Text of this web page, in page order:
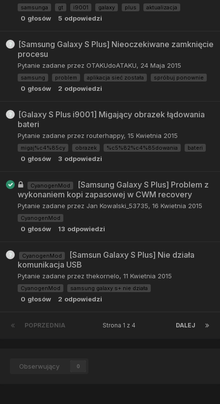
samsunga gt i9001 galaxy plus aktualizacja
0 głosów 5 odpowiedzi
[Samsung Galaxy S Plus] Nieoczekiwane zamknięcie
procesu
Pytanie zadane przez OTAKUdoATAKU, 24 Maja 2015
samsung problem aplikacja sieć została spróbuj ponownie
0 głosów 2 odpowiedzi
[Galaxy S Plus i9001] Migający obrazek łądowania
bateri
Pytanie zadane przez routerhappy, 15 Kwietnia 2015
migaj%c4%85cy obrazek %c5%82%c4%85dowania bateri
0 głosów 3 odpowiedzi
CyanogenMod
[Samsung Galaxy S Plus] Problem z
wykonaniem kopi zapasowej w CWM recovery
Pytanie zadane przez Jan Kowalski_53735, 16 Kwietnia 2015
CyanogenMod
0 głosów 13 odpowiedzi
CyanogenMod
[Samsun Galaxy S Plus] Nie działa
komunikacja USB
Pytanie zadane przezthekornelo, 11 Kwietnia 2015
CyanogenMod samsung galaxy s+ nie działa
0 głosów 2 odpowiedzi
POPRZEDNIA DALEJ
Strona 1 z 4
Obserwujący 0